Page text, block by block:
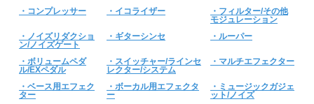
・コンプレッサー
・イコライザー
・フィルター/その他
モジュレーション
・ノイズリダクショ
ン/ノイズゲート
・ギターシンセ ・ルーパー
・ボリュームペダ
ル/EXペダル
・スイッチャー/ラインセ
レクター/システム
・マルチエフェクター
・ベース用エフェク
ター
・ボーカル用エフェクタ
ー
・ミュージックガジェ
ット/ノイズ